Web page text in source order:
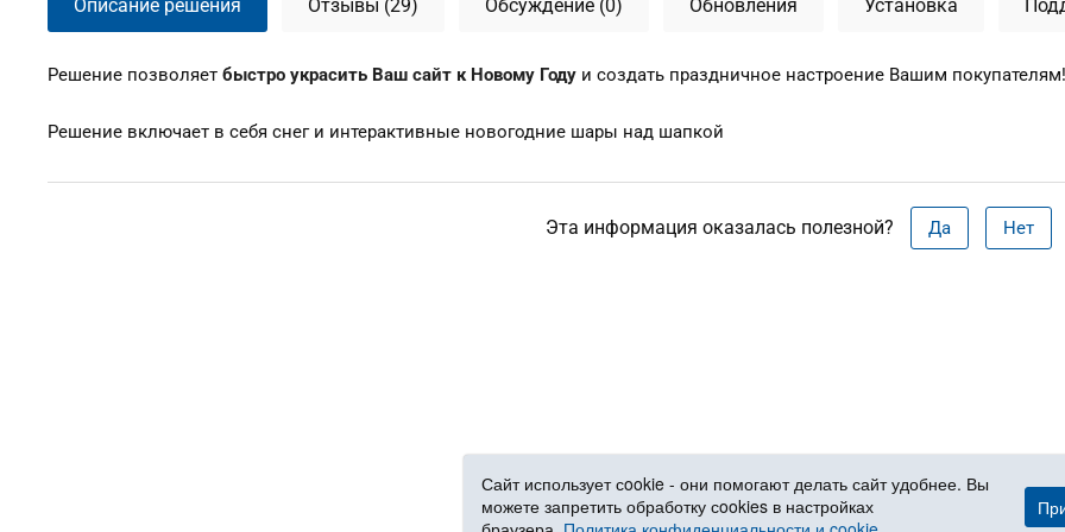
Описание решения Отзывы (29) Обсуждение (0) Обновления Установка
Решение позволяет быстро украсить Ваш сайт к Новому Году и создать праздничное настроение Вашим покупателям!
Решение включает в себя снег и интерактивные новогодние шары над шапкой
Эта информация оказалась полезной? Да Нет
Сайт использует сookie - они помогают делать сайт удобнее. Вы
можете запретить обработку сookies в настройках